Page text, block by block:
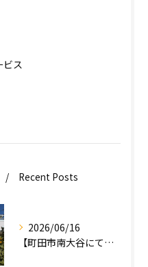
ビス
Recent Posts
2026/06/16
【町田市南大谷にて外壁塗装工事完工のお知らせ】